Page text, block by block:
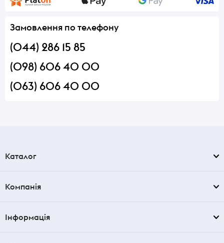
Замовлення по телефону
(044) 286 15 85
(098) 606 40 00
(063) 606 40 00
Каталог
Компанія
Інформація